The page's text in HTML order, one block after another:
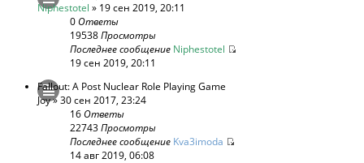
Niphestotel » 19 сен 2019, 20:11
0Ответы
19538Просмотры
Последнее сообщение Niphestotel
19 сен 2019, 20:11
Fallout: A Post Nuclear Role Playing Game
Joy» 30 сен 2017, 23:24
16Ответы
22743Просмотры
Последнее сообщение Kva3imoda
14 авг 2019, 06:08